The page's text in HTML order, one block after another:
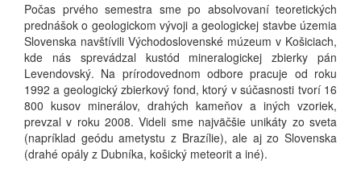
Počas prvého semestra sme po absolvovaní teoretických
prednášok o geologickom vývoji a geologickej stavbe územia
Slovenska navštívili Východoslovenské múzeum v Košiciach,
kde nás sprevádzal kustód mineralogickej zbierky pán
Levendovský. Na prírodovednom odbore pracuje od roku
1992 a geologický zbierkový fond, ktorý v súčasnosti tvorí 16
800 kusov minerálov, drahých kameňov a iných vzoriek,
prevzal v roku 2008. Videli sme najväčšie unikáty zo sveta
(napríklad geódu ametystu z Brazílie), ale aj zo Slovenska
(drahé opály z Dubníka, košický meteorit a iné).